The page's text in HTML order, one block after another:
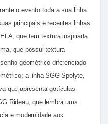
o evento toda a sua linha
principais e recentes linhas
que tem textura inspirada
que possui textura
geométrico diferenciado
a linha SGG Spolyte,
que apresenta gotículas
Rideau, que lembra uma
e modernidade aos